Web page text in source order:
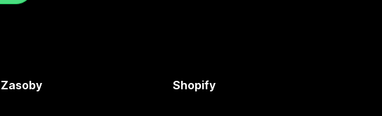
Zasoby Shopify